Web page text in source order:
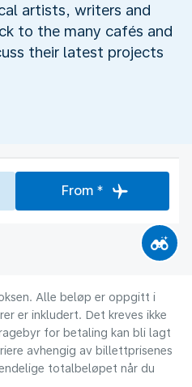
artists, writers and
to the many cafés and
their latest projects
From *
Alle beløp er oppgitt i
er inkludert. Det kreves ikke
for betaling kan bli lagt
avhengig av billettprisenes
totalbeløpet når du